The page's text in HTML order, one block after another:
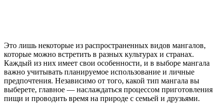
Это лишь некоторые из распространенных видов мангалов,
которые можно встретить в разных культурах и странах.
Каждый из них имеет свои особенности, и в выборе мангала
важно учитывать планируемое использование и личные
предпочтения. Независимо от того, какой тип мангала вы
выберете, главное — наслаждаться процессом приготовления
пищи и проводить время на природе с семьей и друзьями.